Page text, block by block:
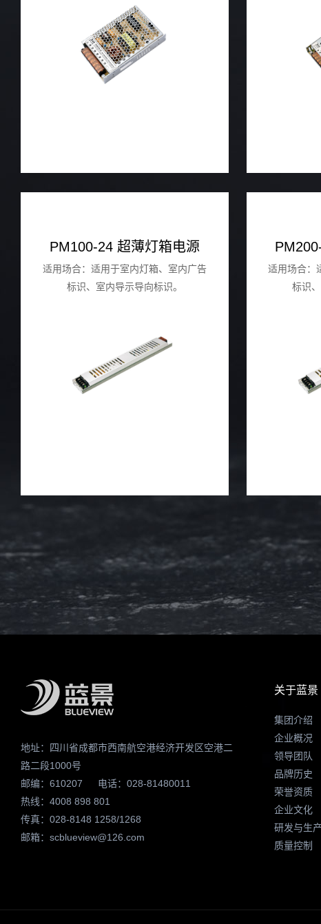
PM100-24 超薄灯箱电源
适用场合：适用于室内灯箱、室内广告
标识、室内导示导向标识。
适用场合：
标识
地址：四川省成都市西南航空港经济开发区空港二
路二段1000号
邮编：610207
电话：028-81480011
热线：4008 898 801
传真：028-8148 1258/1268
邮箱：scblueview@126.com
关于蓝景
集团介绍
企业概况
领导团队
品牌历史
荣誉资质
企业文化
研发与生产
质量控制